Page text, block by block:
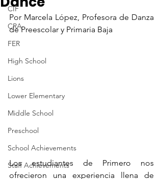
CIF
CRA
FER
High School
Lions
Lower Elementary
Middle School
Preschool
School Achievements
Staff Achievements
Por Marcela López, Profesora de Danza
de Preescolar y Primaria Baja
Los estudiantes de Primero nos
ofrecieron una experiencia llena de